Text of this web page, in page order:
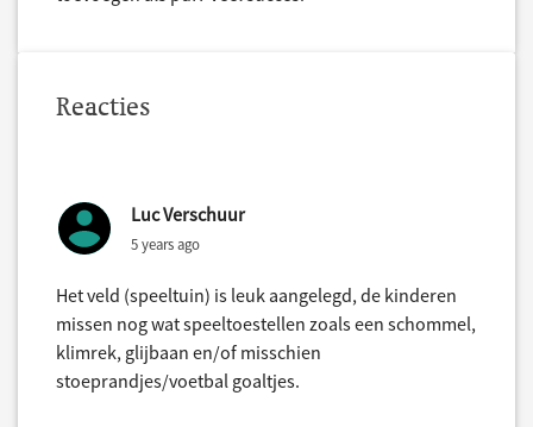
Reacties
Luc Verschuur
5 years ago
Het veld (speeltuin) is leuk aangelegd, de kinderen
missen nog wat speeltoestellen zoals een schommel,
klimrek, glijbaan en/of misschien
stoeprandjes/voetbal goaltjes.